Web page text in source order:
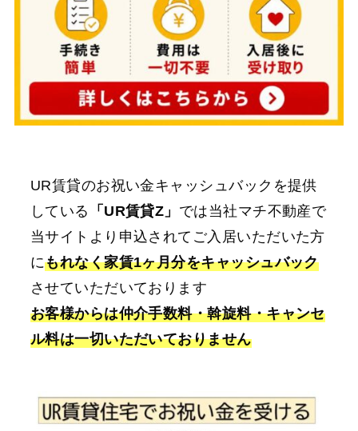
UR賃貸のお祝い金キャッシュバックを提供
している
「UR賃貸Z」 では当社マチ不動産で
当サイトより申込されてご入居いただいた方
にもれなく家賃1ヶ月分をキャッシュバック
させていただいております
お客様からは仲介手数料・斡旋料・キャンセ
ル料は一切いただいておりません